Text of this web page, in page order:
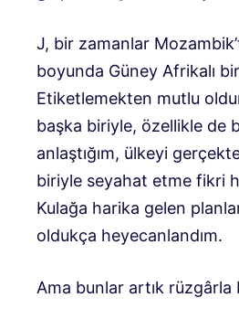
J, bir zamanlar
boyunda Güney Afrikalı
Etiketlemekten mutlu
başka biriyle, özellikle de
anlaştığım, ülkeyi
biriyle seyahat etme fikri
Kulağa harika gelen
oldukça heyecanlandım.
Ama bunlar artık